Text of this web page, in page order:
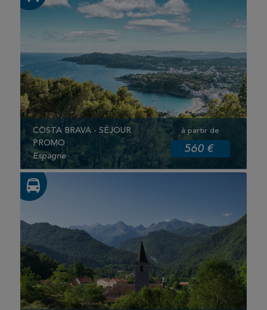
COSTA BRAVA - SÉJOUR
PROMO
Espagne
à partir de
560 €